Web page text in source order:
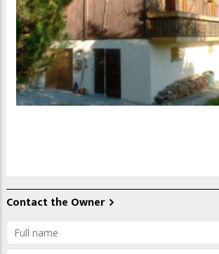
Contact the Owner